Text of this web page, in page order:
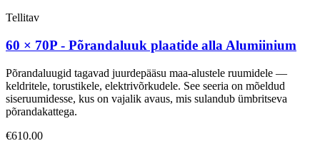
Tellitav
60 × 70P - Põrandaluuk plaatide alla Alumiinium
Põrandaluugid tagavad juurdepääsu maa-alustele ruumidele —
keldritele, torustikele, elektrivõrkudele. See seeria on mõeldud
siseruumidesse, kus on vajalik avaus, mis sulandub ümbritseva
põrandakattega.
€610.00